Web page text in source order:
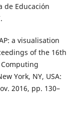
de Educación
a visualisation
of the 16th
York, NY, USA:
2016, pp. 130–